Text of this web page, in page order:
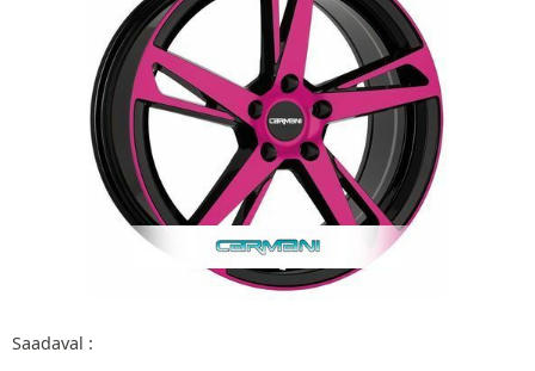
Saadaval :